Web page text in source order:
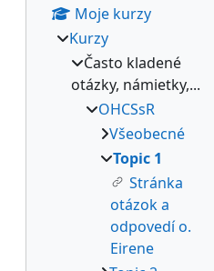
Moje kurzy
Kurzy
Často kladené
otázky, námietky,...
OHCSsR
Všeobecné
Topic 1
Stránka
otázok a
odpovedí o.
Eirene